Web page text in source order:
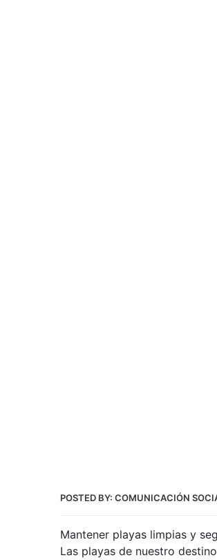
POSTED BY: COMUNICACIÓN
Mantener playas limpias y
Las playas de nuestro